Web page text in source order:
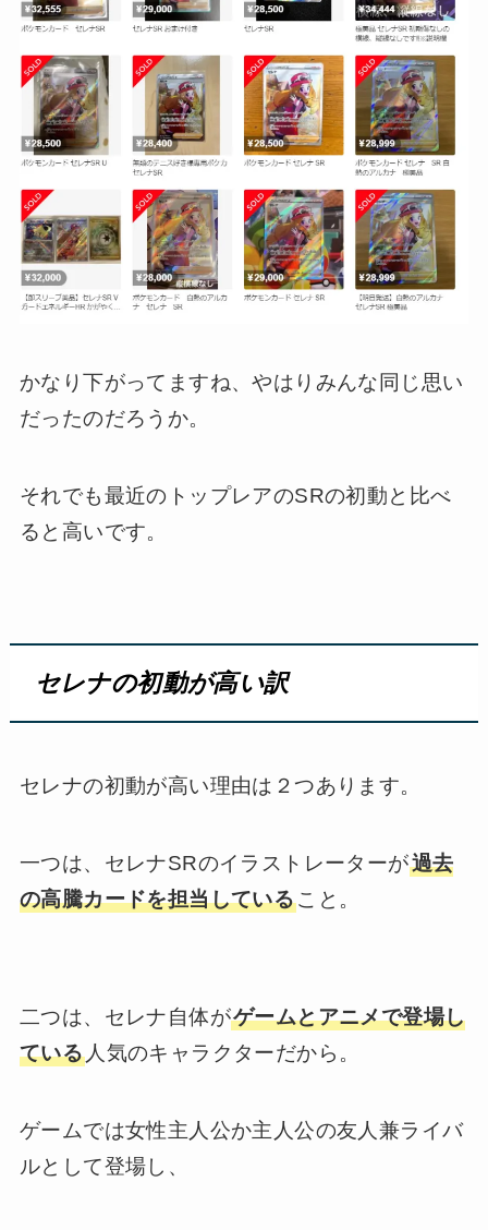
かなり下がってますね、やはりみんな同じ思い
だったのだろうか。
それでも最近のトップレアのSRの初動と比べ
ると高いです。
セレナの初動が高い訳
セレナの初動が高い理由は２つあります。
一つは、セレナSRのイラストレーターが過去
の高騰カードを担当していること。
二つは、セレナ自体がゲームとアニメで登場し
ている 人気のキャラクターだから。
ゲームでは女性主人公か主人公の友人兼ライバ
ルとして登場し、